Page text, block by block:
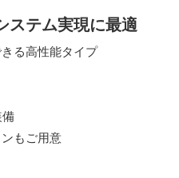
ステム実現に最適
る高性能タイプ
備
もご用意